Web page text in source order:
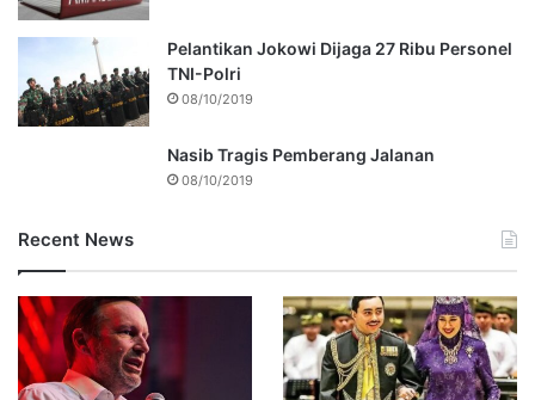
Pelantikan Jokowi Dijaga 27 Ribu Personel
TNI-Polri
08/10/2019
Nasib Tragis Pemberang Jalanan
08/10/2019
Recent News